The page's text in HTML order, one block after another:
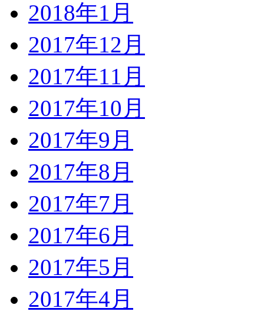
2018年1月
2017年12月
2017年11月
2017年10月
2017年9月
2017年8月
2017年7月
2017年6月
2017年5月
2017年4月